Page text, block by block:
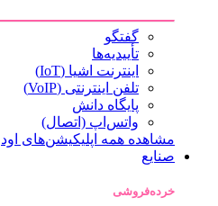
گفتگو
تأییدیه‌ها
اینترنت اشیا (IoT)
تلفن اینترنتی (VoIP)
پایگاه دانش
واتس‌اپ (اتصال)
مشاهده همه اپلیکیشن‌های
صنایع
خرده‌فروشی